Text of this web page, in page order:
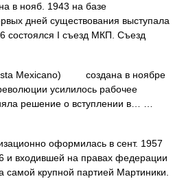
в нояб. 1943 на базе
дней существования выступала
состоялся I съезд МКП. Съезд
Mexicano) создана в ноябре
усилилось рабочее
решение о вступлении в… …
оформилась в сент. 1957
и входившей на правах федерации
самой крупной партией Мартиники.